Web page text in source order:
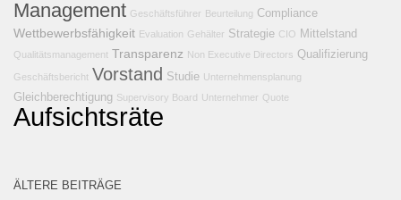
Management Geschäftsführer Beurteilung Compliance
Wettbewerbsfähigkeit Evaluation Gehälter Strategie CIO Mittelstand
Qualitätsmanagement Transparenz Non Executive Directors Qualifizierung
Geschäftsbericht Vorstand Studie Unternehmensplanung
Gleichberechtigung Supervisory Board Unternehmer Quote
Aufsichtsräte
ÄLTERE BEITRÄGE